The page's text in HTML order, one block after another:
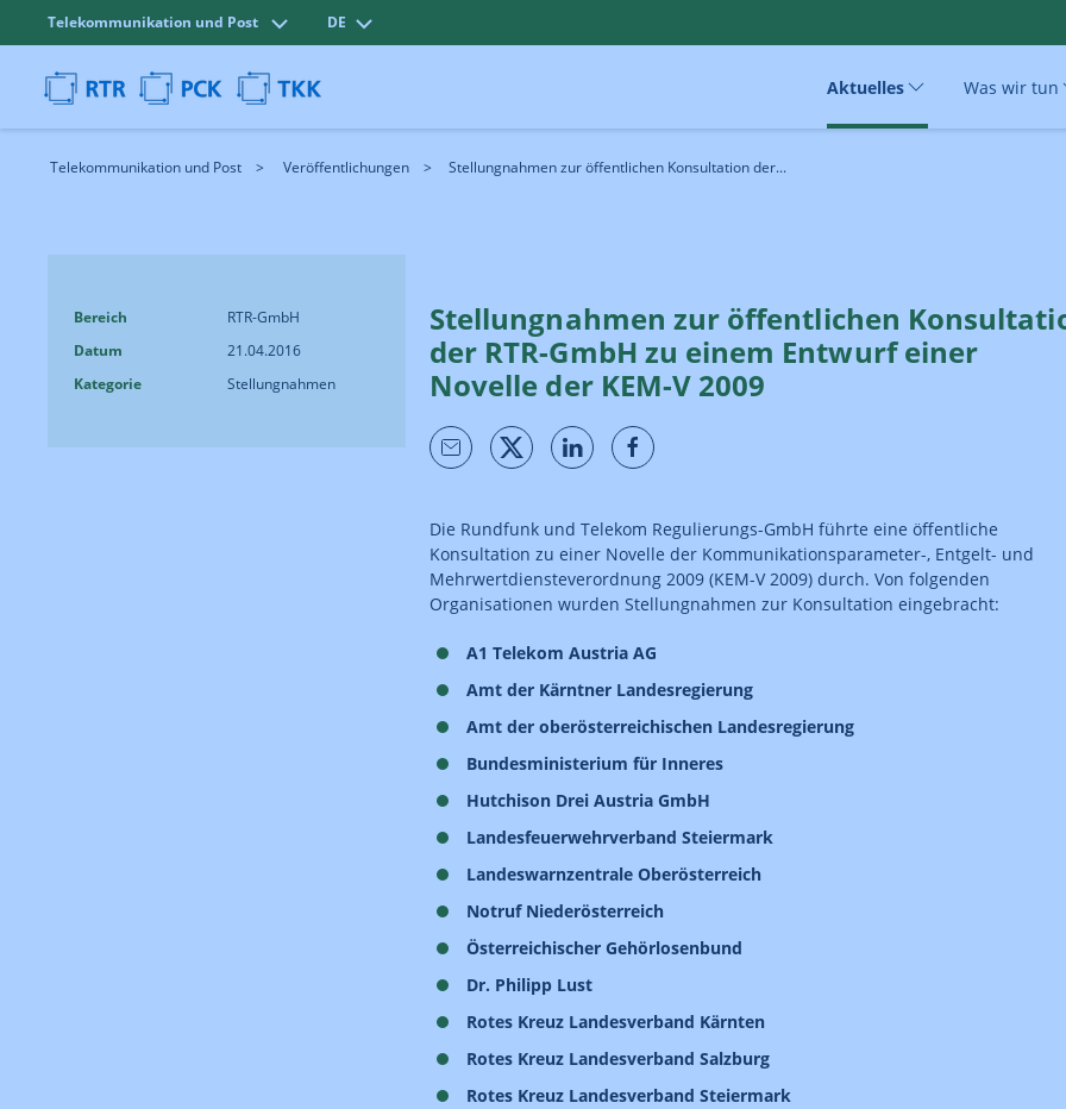
Telekommunikation und Post DE
Aktuelles Was wir tun
Telekommunikation und Post Veröffentlichungen Stellungnahmen zur öffentlichen Konsultation der...
Bereich
RTR-GmbH
Datum
21.04.2016
Kategorie
Stellungnahmen
Stellungnahmen zur öffentlichen
der RTR-GmbH zu einem Entwurf einer
Novelle der KEM-V 2009
Die Rundfunk und Telekom Regulierungs-GmbH führte eine öffentliche
Konsultation zu einer Novelle der Kommunikationsparameter-, Entgelt- und
Mehrwertdiensteverordnung 2009 (KEM-V 2009) durch. Von folgenden
Organisationen wurden Stellungnahmen zur Konsultation eingebracht:
A1 Telekom Austria AG
Amt der Kärntner Landesregierung
Amt der oberösterreichischen Landesregierung
Bundesministerium für Inneres
Hutchison Drei Austria GmbH
Landesfeuerwehrverband Steiermark
Landeswarnzentrale Oberösterreich
Notruf Niederösterreich
Österreichischer Gehörlosenbund
Dr. Philipp Lust
Rotes Kreuz Landesverband Kärnten
Rotes Kreuz Landesverband Salzburg
Rotes Kreuz Landesverband Steiermark